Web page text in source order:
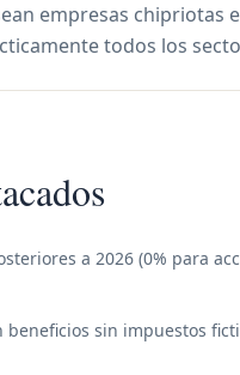
empresas chipriotas
todos los
a 2026 (0% para
sin impuestos